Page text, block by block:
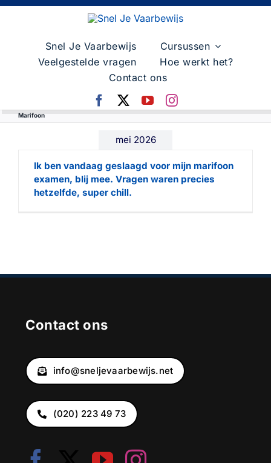
Skip
Snel Je Vaarbewijs
Cursussen
Veelgestelde vragen
Hoe werkt het?
Contact ons
Marifoon
mei 2026
Ik ben vandaag geslaagd voor mijn marifoon
examen, blij mee. Vragen waren precies
hetzelfde, super chill.
Contact ons
info@sneljevaarbewijs.net
(020) 223 49 73